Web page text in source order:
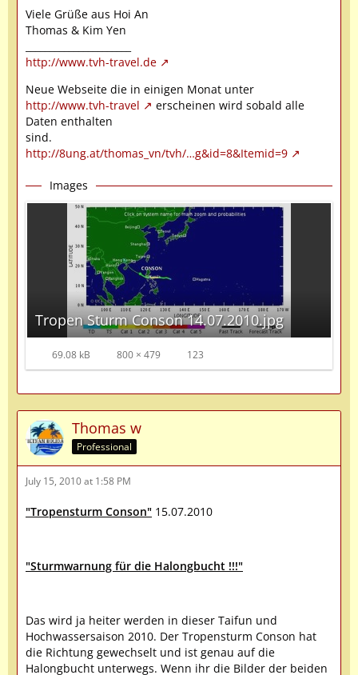
Viele Grüße aus Hoi An
Thomas & Kim Yen
http://www.tvh-travel.de
Neue Webseite die in einigen Monat unter
http://www.tvh-travel
erscheinen wird sobald alle
Daten enthalten
sind.
http://8ung.at/thomas_vn/tvh/…g&id=8&Itemid=9
Images
Tropen Sturm Conson 14.07.2010.jpg
69.08 kB 800 × 479 123
Thomas w
Professional
July 15, 2010 at 1:58 PM
"Tropensturm Conson" 15.07.2010
"Sturmwarnung für die Halongbucht !!!"
Das wird ja heiter werden in dieser Taifun und
Hochwassersaison 2010. Der Tropensturm Conson hat
die Richtung gewechselt und ist genau auf die
Halongbucht unterwegs. Wenn ihr die Bilder der beiden